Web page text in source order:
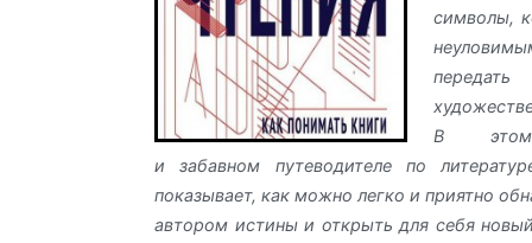
символы,
В этом
и забавном путеводителе по
показывает, как можно легко и приятно
автором истины и открыть для себя